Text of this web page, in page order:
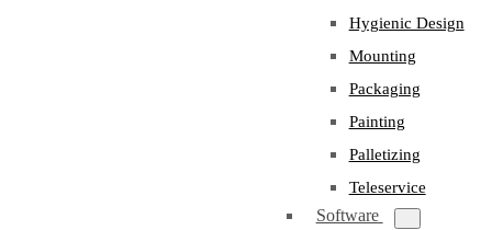
Hygienic Design
Mounting
Packaging
Painting
Palletizing
Teleservice
Software